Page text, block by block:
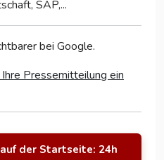
SAP,...
bei Google.
Pressemitteilung ein
der Startseite: 24h